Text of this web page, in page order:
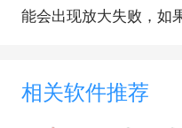
能会出现放大失败，如
相关软件推荐